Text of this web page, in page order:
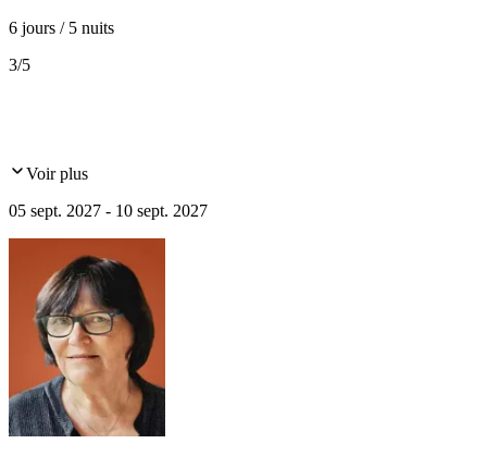
6 jours / 5 nuits
3/5
Voir plus
05 sept. 2027 - 10 sept. 2027